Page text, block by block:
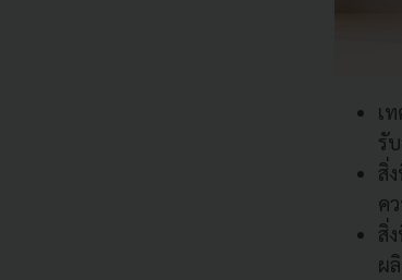
เ
รั
สิ่
ค
สิ่
ผ